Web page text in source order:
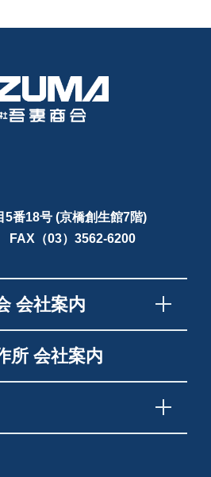
番18号 (京橋創生館7階)
（03）3562-6200
会社案内
所 会社案内